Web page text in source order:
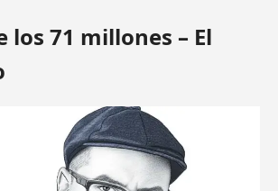
los 71 millones – El